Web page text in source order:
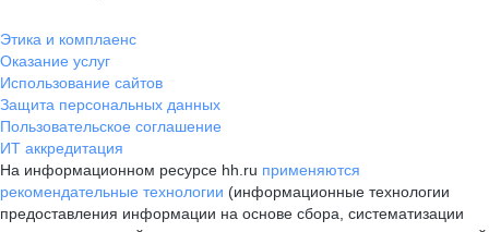
Этика и комплаенс
Оказание услуг
Использование сайтов
Защита персональных данных
Пользовательское соглашение
ИТ аккредитация
На информационном ресурсе hh.ru применяются
рекомендательные технологии (информационные технологии
предоставления информации на основе сбора, систематизации